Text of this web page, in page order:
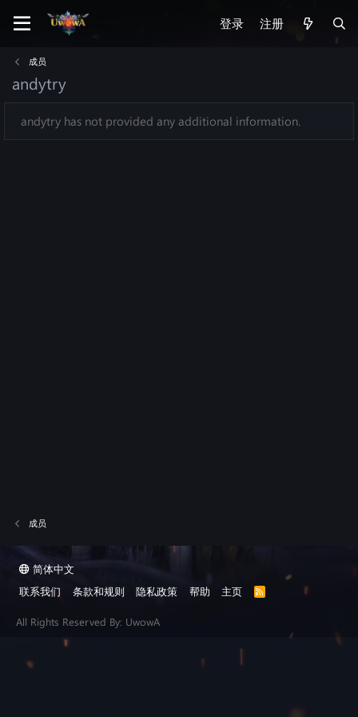
登录 注册
成员
andytry
andytry has not provided any additional information.
成员
简体中文
联系我们
条款和规则 隐私政策 帮助 主页
R
All Rights Reserved By: UwowA